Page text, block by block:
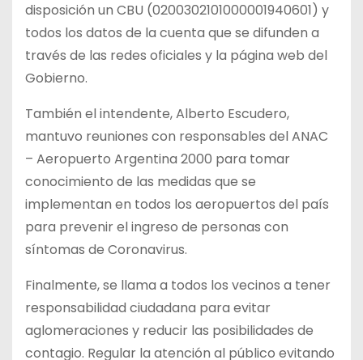
disposición un CBU (0200302101000001940601) y
todos los datos de la cuenta que se difunden a
través de las redes oficiales y la página web del
Gobierno.
También el intendente, Alberto Escudero,
mantuvo reuniones con responsables del ANAC
– Aeropuerto Argentina 2000 para tomar
conocimiento de las medidas que se
implementan en todos los aeropuertos del país
para prevenir el ingreso de personas con
síntomas de Coronavirus.
Finalmente, se llama a todos los vecinos a tener
responsabilidad ciudadana para evitar
aglomeraciones y reducir las posibilidades de
contagio. Regular la atención al público evitando